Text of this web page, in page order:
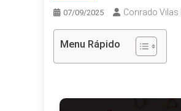
07/09/2025 Conrado Vilas
Menu Rápido